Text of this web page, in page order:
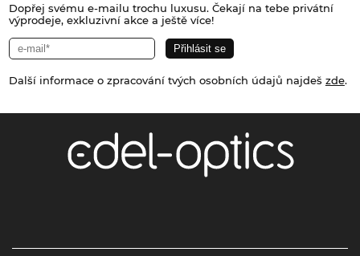
Dopřej svému e-mailu trochu luxusu. Čekají na tebe privátní
výprodeje, exkluzivní akce a ještě více!
Další informace o zpracování tvých osobních údajů najdeš zde.